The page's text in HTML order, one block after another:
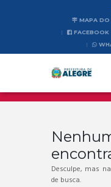
MAPA DO
FACEBOOK
Desculpe, mas
de busca.